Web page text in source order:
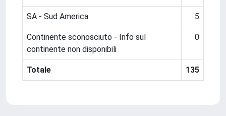
SA - Sud America 5
Continente sconosciuto - Info sul
continente non disponibili
0
Totale 135